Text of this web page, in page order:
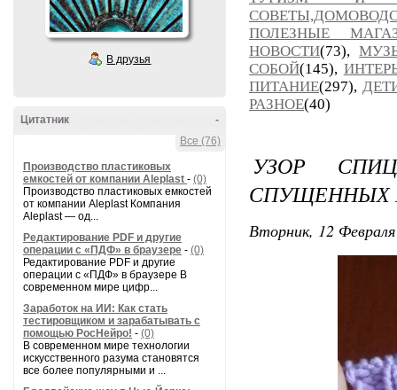
В друзья
-
Цитатник
Все (76)
Производство пластиковых
емкостей от компании Aleplast - (0)
Производство пластиковых емкостей
от компании Aleplast Компания
Aleplast — од...
Редактирование PDF и другие
операции с «ПДФ» в браузере - (0)
Редактирование PDF и другие
операции с «ПДФ» в браузере В
современном мире цифр...
Заработок на ИИ: Как стать
тестировщиком и зарабатывать с
помощью РосНейро! - (0)
В современном мире технологии
искусственного разума становятся
все более популярными и ...
ПОЛЕЗНЫЕ
НОВОСТИ(73),
СОБОЙ(145),
ПИТАНИЕ(297),
РАЗНОЕ(40)
УЗОР
СПУЩЕННЫХ
Вторник, 12